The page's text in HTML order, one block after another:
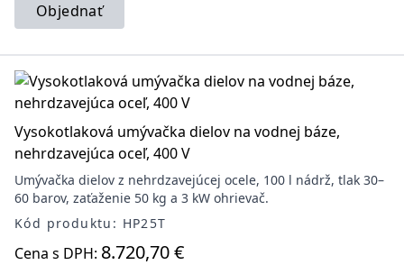
Objednať
Vysokotlaková umývačka dielov na vodnej báze,
nehrdzavejúca oceľ, 400 V
Umývačka dielov z nehrdzavejúcej ocele, 100 l nádrž, tlak 30–
60 barov, zaťaženie 50 kg a 3 kW ohrievač.
Kód produktu: HP25T
Cena s DPH: 8.720,70 €